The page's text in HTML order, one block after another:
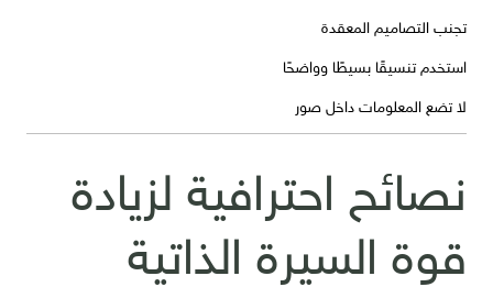
تجنب التصاميم المعقدة
استخدم تنسيقًا بسيطًا وواضحًا
لا تضع المعلومات داخل صور
نصائح احترافية لزيادة
قوة السيرة الذاتية